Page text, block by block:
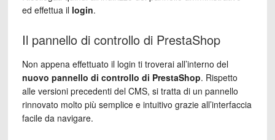
ed effettua il login.
Il pannello di controllo di PrestaShop
Non appena effettuato il login ti troverai all’interno del
nuovo pannello di controllo di PrestaShop. Rispetto
alle versioni precedenti del CMS, si tratta di un pannello
rinnovato molto più semplice e intuitivo grazie all’interfaccia
facile da navigare.